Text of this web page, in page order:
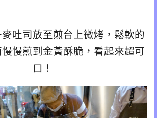
吐司放至煎台上微烤，鬆軟的
慢煎到金黃酥脆，看起來超可
口！